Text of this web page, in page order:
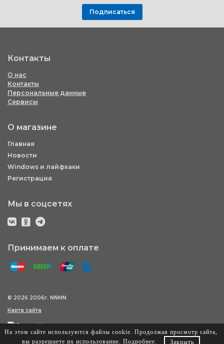
Подписаться
Контакты
О нас
Контакты
Персональные данные
Сервисы
О магазине
Главная
Новости
Windows и лайфхаки
Регистрация
Мы в соцсетях
Принимаем к оплате
© 2026 2006г. NNMN
Карта сайта
На этом сайте используются файлы cookie. Продолжая просмотр сайта,
вы разрешаете их использование. Подробнее. Закрыть